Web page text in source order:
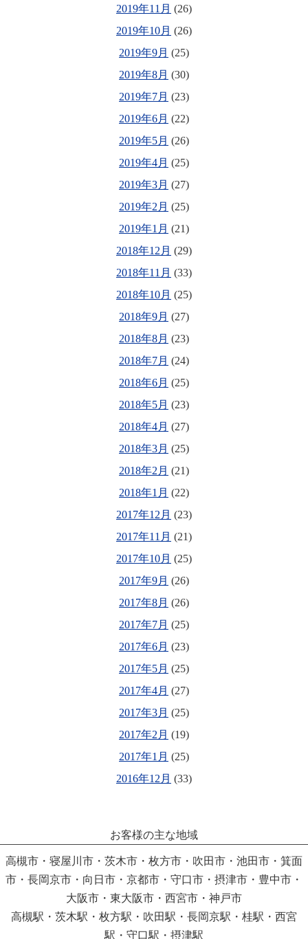
2019年11月 (26)
2019年10月 (26)
2019年9月 (25)
2019年8月 (30)
2019年7月 (23)
2019年6月 (22)
2019年5月 (26)
2019年4月 (25)
2019年3月 (27)
2019年2月 (25)
2019年1月 (21)
2018年12月 (29)
2018年11月 (33)
2018年10月 (25)
2018年9月 (27)
2018年8月 (23)
2018年7月 (24)
2018年6月 (25)
2018年5月 (23)
2018年4月 (27)
2018年3月 (25)
2018年2月 (21)
2018年1月 (22)
2017年12月 (23)
2017年11月 (21)
2017年10月 (25)
2017年9月 (26)
2017年8月 (26)
2017年7月 (25)
2017年6月 (23)
2017年5月 (25)
2017年4月 (27)
2017年3月 (25)
2017年2月 (19)
2017年1月 (25)
2016年12月 (33)
お客様の主な地域
高槻市・寝屋川市・茨木市・枚方市・吹田市・池田市・箕面
市・長岡京市・向日市・京都市・守口市・摂津市・豊中市・
大阪市・東大阪市・西宮市・神戸市
高槻駅・茨木駅・枚方駅・吹田駅・長岡京駅・桂駅・西宮
駅・守口駅・摂津駅